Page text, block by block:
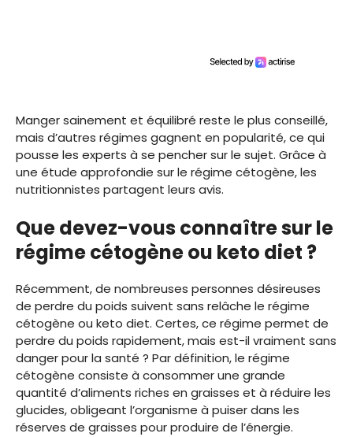
Manger sainement et équilibré reste le plus conseillé,
mais d’autres régimes gagnent en popularité, ce qui
pousse les experts à se pencher sur le sujet. Grâce à
une étude approfondie sur le régime cétogène, les
nutritionnistes partagent leurs avis.
Que devez-vous connaître sur le
régime cétogène ou keto diet ?
Récemment, de nombreuses personnes désireuses
de perdre du poids suivent sans relâche le régime
cétogène ou keto diet. Certes, ce régime permet de
perdre du poids rapidement, mais est-il vraiment sans
danger pour la santé ? Par définition, le régime
cétogène consiste à consommer une grande
quantité d’aliments riches en graisses et à réduire les
glucides, obligeant l’organisme à puiser dans les
réserves de graisses pour produire de l’énergie.